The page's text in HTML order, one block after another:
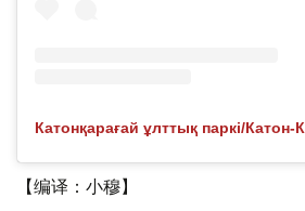
【编译：小穆】